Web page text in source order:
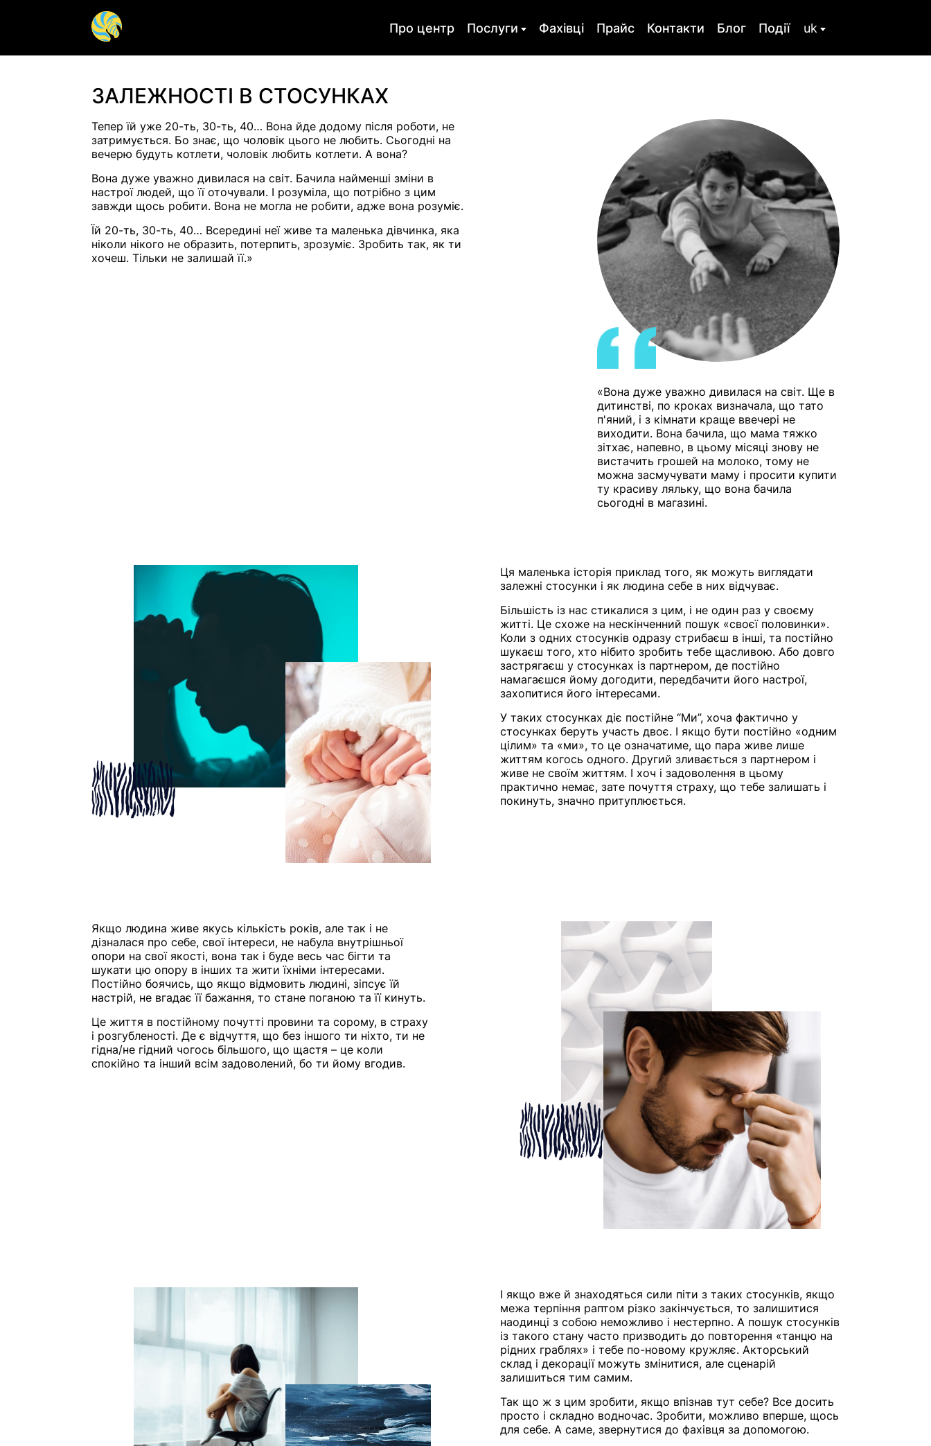
Про центр Послуги
Гештальт терапія Арт-терапія
Допомога психіатра
Панічна атака Харчова залежність
Розлад особистості
Сексуальність Кризи Горе і втрата
Співзалежність
Психотерапія
Психолог для підлітка
Психологічне
консультування
Психологічна травма,
психотерапія при
психотравмі
Посттравматичний
стресовий розлад
Діагностика аутизму у
РДУГ у дорослих
Фахівці Прайс Контакти Блог Події uk
ЗАЛЕЖНОСТІ В СТОСУНКАХ
Тепер їй уже 20-ть, 30-ть, 40… Вона йде додому після роботи, не
затримується. Бо знає, що чоловік цього не любить. Сьогодні на
вечерю будуть котлети, чоловік любить котлети. А вона?
Вона дуже уважно дивилася на світ. Бачила найменші зміни в
настрої людей, що її оточували. І розуміла, що потрібно з цим
завжди щось робити. Вона не могла не робити, адже вона розуміє.
Їй 20-ть, 30-ть, 40… Всередині неї живе та маленька дівчинка, яка
ніколи нікого не образить, потерпить, зрозуміє. Зробить так, як ти
хочеш. Тільки не залишай її.»
«Вона дуже уважно дивилася на світ. Ще в
дитинстві, по кроках визначала, що тато
п'яний, і з кімнати краще ввечері не
виходити. Вона бачила, що мама тяжко
зітхає, напевно, в цьому місяці знову не
вистачить грошей на молоко, тому не
можна засмучувати маму і просити купити
ту красиву ляльку, що вона бачила
сьогодні в магазині.
Ця маленька історія приклад того, як можуть виглядати
залежні стосунки і як людина себе в них відчуває.
Більшість із нас стикалися з цим, і не один раз у своєму
житті. Це схоже на нескінченний пошук «своєї половинки».
Коли з одних стосунків одразу стрибаєш в інші, та постійно
шукаєш того, хто нібито зробить тебе щасливою. Або довго
застрягаєш у стосунках із партнером, де постійно
намагаєшся йому догодити, передбачити його настрої,
захопитися його інтересами.
У таких стосунках діє постійне “Ми”, хоча фактично у
стосунках беруть участь двоє. І якщо бути постійно «одним
цілим» та «ми», то це означатиме, що пара живе лише
життям когось одного. Другий зливається з партнером і
живе не своїм життям. І хоч і задоволення в цьому
практично немає, зате почуття страху, що тебе залишать і
покинуть, значно притуплюється.
Якщо людина живе якусь кількість років, але так і не
дізналася про себе, свої інтереси, не набула внутрішньої
опори на свої якості, вона так і буде весь час бігти та
шукати цю опору в інших та жити їхніми інтересами.
Постійно боячись, що якщо відмовить людині, зіпсує їй
настрій, не вгадає її бажання, то стане поганою та її кинуть.
Це життя в постійному почутті провини та сорому, в страху
і розгубленості. Де є відчуття, що без іншого ти ніхто, ти не
гідна/не гідний чогось більшого, що щастя – це коли
спокійно та інший всім задоволений, бо ти йому вгодив.
І якщо вже й знаходяться сили піти з таких стосунків, якщо
межа терпіння раптом різко закінчується, то залишитися
наодинці з собою неможливо і нестерпно. А пошук стосунків
із такого стану часто призводить до повторення «танцю на
рідних граблях» і тебе по-новому кружляє. Акторський
склад і декорації можуть змінитися, але сценарій
залишиться тим самим.
Так що ж з цим зробити, якщо впізнав тут себе? Все досить
просто і складно водночас. Зробити, можливо вперше, щось
для себе. А саме, звернутися до фахівця за допомогою.